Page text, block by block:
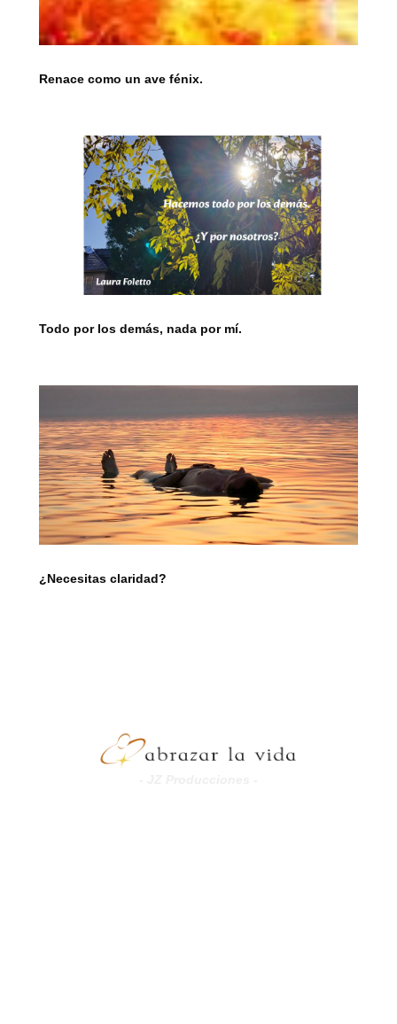
Renace como un ave fénix.
Todo por los demás, nada por mí.
¿Necesitas claridad?